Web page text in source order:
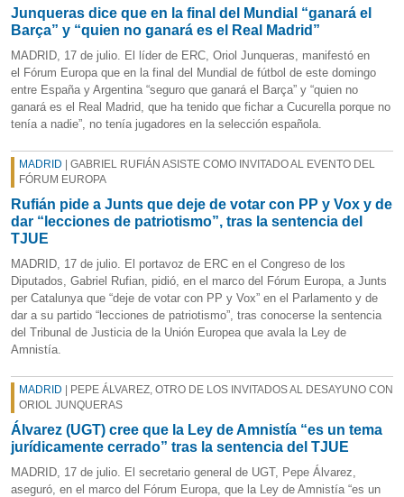
Junqueras dice que en la final del Mundial “ganará el
Barça” y “quien no ganará es el Real Madrid”
MADRID, 17 de julio. El líder de ERC, Oriol Junqueras, manifestó en
el Fórum Europa que en la final del Mundial de fútbol de este domingo
entre España y Argentina “seguro que ganará el Barça” y “quien no
ganará es el Real Madrid, que ha tenido que fichar a Cucurella porque no
tenía a nadie”, no tenía jugadores en la selección española.
MADRID | GABRIEL RUFIÁN ASISTE COMO INVITADO AL EVENTO DEL
FÓRUM EUROPA
Rufián pide a Junts que deje de votar con PP y Vox y de
dar “lecciones de patriotismo”, tras la sentencia del
TJUE
MADRID, 17 de julio. El portavoz de ERC en el Congreso de los
Diputados, Gabriel Rufian, pidió, en el marco del Fórum Europa, a Junts
per Catalunya que “deje de votar con PP y Vox” en el Parlamento y de
dar a su partido “lecciones de patriotismo”, tras conocerse la sentencia
del Tribunal de Justicia de la Unión Europea que avala la Ley de
Amnistía.
MADRID | PEPE ÁLVAREZ, OTRO DE LOS INVITADOS AL DESAYUNO CON
ORIOL JUNQUERAS
Álvarez (UGT) cree que la Ley de Amnistía “es un tema
jurídicamente cerrado” tras la sentencia del TJUE
MADRID, 17 de julio. El secretario general de UGT, Pepe Álvarez,
aseguró, en el marco del Fórum Europa, que la Ley de Amnistía “es un